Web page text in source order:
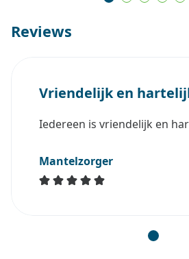
centraal. Dit betekent dat de
die bij het Respijthuis verblijft,
stemmen zij de zorg op af.
Door deze persoonlijke
warme, vertrouwde omgeving
die past bij het leven en ritme van
Reviews
Vriendelijk en
Iedereen is vriendelijk en
Mantelzorger